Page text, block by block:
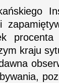
kraju